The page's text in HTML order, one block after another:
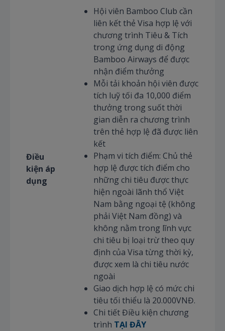
Điều
kiện áp
dụng
Hội viên Bamboo Club cần
liên kết thẻ Visa hợp lệ với
chương trình Tiêu & Tích
trong ứng dụng di động
Bamboo Airways để được
nhận điểm thưởng
Mỗi tải khoản hội viên được
tích luỹ tối đa 10,000 điểm
thưởng trong suốt thời
gian diễn ra chương trình
trên thẻ hợp lệ đã được liên
kết
Phạm vi tích điểm: Chủ thẻ
hợp lệ được tích điểm cho
những chi tiêu được thực
hiện ngoài lãnh thổ Việt
Nam bằng ngoại tệ (không
phải Việt Nam đồng) và
không nằm trong lĩnh vực
chi tiêu bị loại trừ theo quy
định của Visa từng thời kỳ,
được xem là chi tiêu nước
ngoài
Giao dịch hợp lệ có mức chi
tiêu tối thiểu là 20.000VNĐ.
Chi tiết Điều kiện chương
trình TẠI ĐÂY